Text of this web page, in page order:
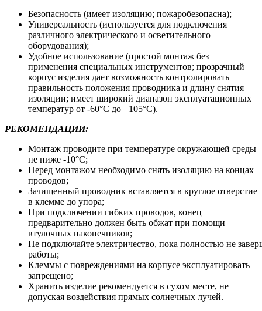
Безопасность (имеет изоляцию; пожаробезопасна);
Универсальность (используется для подключения
различного электрического и осветительного
оборудования);
Удобное использование (простой монтаж без
применения специальных инструментов; прозрачный
корпус изделия дает возможность контролировать
правильность положения проводника и длину снятия
изоляции; имеет широкий диапазон эксплуатационных
температур от -60°С до +105°С).
РЕКОМЕНДАЦИИ:
Монтаж проводите при температуре окружающей среды
не ниже -10°С;
Перед монтажом необходимо снять изоляцию на концах
проводов;
Зачищенный проводник вставляется в круглое отверстие
в клемме до упора;
При подключении гибких проводов, конец
предварительно должен быть обжат при помощи
втулочных наконечников;
Не подключайте электричество, пока полностью не
работы;
Клеммы с повреждениями на корпусе эксплуатировать
запрещено;
Хранить изделие рекомендуется в сухом месте, не
допуская воздействия прямых солнечных лучей.